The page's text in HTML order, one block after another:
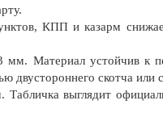
КПП и казарм
мм. Материал устойчив к
скотча или
выглядит